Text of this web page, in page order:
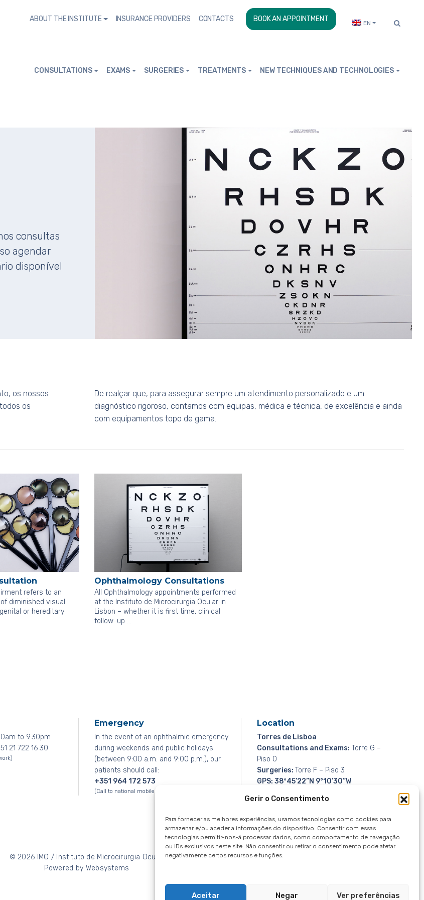
Gerir o Consentimento
Para fornecer as melhores experiências, usamos tecnologias como cookies para
armazenar e/ou aceder a informações do dispositivo. Consentir com essas
tecnologias permitir-nos-á processar dados, como comportamento de navegação
ou IDs exclusivos neste site. Não consentir ou retirar o consentimento pode afetar
negativamente certos recursos e funções.
Aceitar Negar Ver preferências
ABOUT THE INSTITUTE INSURANCE PROVIDERS CONTACTS BOOK AN APPOINTMENT EN
CONSULTATIONS EXAMS SURGERIES TREATMENTS NEW TECHNIQUES AND TECHNOLOGIES
consultas
agendar
disponível
os nossos
os
De realçar que, para assegurar sempre um atendimento personalizado e um
diagnóstico rigoroso, contamos com equipas, médica e técnica, de excelência e ainda
com equipamentos topo de gama.
refers to an
diminished visual
or hereditary
Ophthalmology Consultations
All Ophthalmology appointments performed
at the Instituto de Microcirurgia Ocular in
Lisbon – whether it is first time, clinical
follow-up …
to 9.30pm
21 722 16 30
Emergency
In the event of an ophthalmic emergency
during weekends and public holidays
(between 9:00 a.m. and 9:00 p.m.), our
patients should call:
+351 964 172 573
(Call to national mobile network)
Location
Torres de Lisboa
Consultations and Exams: Torre G –
Piso 0
Surgeries: Torre F – Piso 3
GPS: 38º45’22”N 9°10’30”W
Whistleblowing Channel
© 2026 IMO / Instituto de Microcirurgia Ocular
Powered by Websystems